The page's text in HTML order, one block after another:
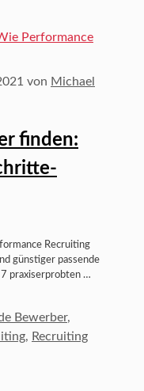
finden:
von Michael
Recruiting
günstiger passende
praxiserprobten …
Bewerber,
, Recruiting